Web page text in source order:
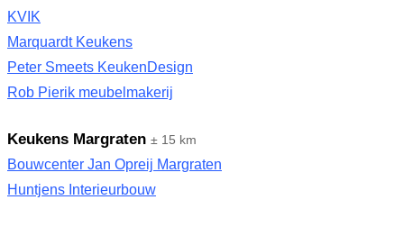
KVIK
Marquardt Keukens
Peter Smeets KeukenDesign
Rob Pierik meubelmakerij
Keukens Margraten ± 15 km
Bouwcenter Jan Opreij Margraten
Huntjens Interieurbouw